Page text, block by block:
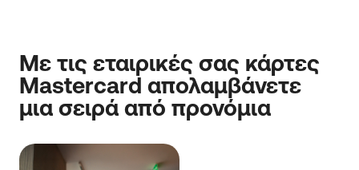
Με τις εταιρικές σας κάρτες
Mastercard απολαμβάνετε
μια σειρά από προνόμια